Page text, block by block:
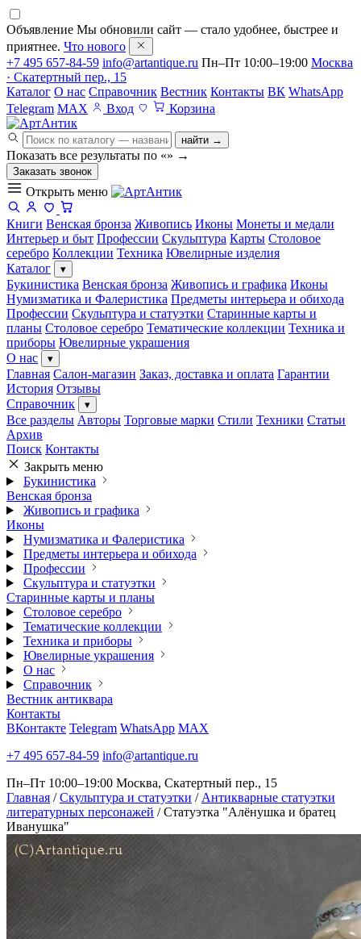
Объявление Мы обновили сайт — стало удобнее, быстрее и
приятнее. Что нового
+7 495 657-84-59 info@artantique.ru Пн–Пт 10:00–19:00 Москва
· Скатертный пер., 15
Каталог О нас Справочник Вестник Контакты ВК WhatsApp
Telegram MAX Вход Корзина
найти →
Показать все результаты по «» →
Заказать звонок
Открыть меню
Книги Венская бронза Живопись Иконы Монеты и медали
Интерьер и быт Профессии Скульптура Карты Столовое
серебро Коллекции Техника Ювелирные изделия
Каталог
▾
Букинистика Венская бронза Живопись и графика Иконы
Нумизматика и Фалеристика Предметы интерьера и обихода
Профессии Скульптура и статуэтки Старинные карты и
планы Столовое серебро Тематические коллекции Техника и
приборы Ювелирные украшения
О нас
▾
Главная Салон-магазин Заказ, доставка и оплата Гарантии
История Отзывы
Справочник
▾
Все разделы Авторы Торговые марки Стили Техники Статьи
Архив
Поиск Контакты
Закрыть меню
Букинистика
Венская бронза
Живопись и графика
Иконы
Нумизматика и Фалеристика
Предметы интерьера и обихода
Профессии
Скульптура и статуэтки
Старинные карты и планы
Столовое серебро
Тематические коллекции
Техника и приборы
Ювелирные украшения
О нас
Справочник
Вестник антиквара
Контакты
ВКонтакте Telegram WhatsApp MAX
+7 495 657-84-59 info@artantique.ru
Пн–Пт 10:00–19:00 Москва, Скатертный пер., 15
Главная / Скульптура и статуэтки / Антикварные статуэтки
литературных персонажей / Статуэтка "Алёнушка и братец
Иванушка"